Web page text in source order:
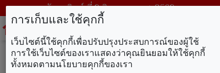
วันอาทิตย์ ที่ 9 สิงหาคม พ.ศ. 2569
การเก็บและใช้คุกกี้
เว็บไซต์นี้ใช้คุกกี้เพื่อปรับปรุงประสบการณ์ของผู้ใช้
การใช้เว็บไซต์ของเราแสดงว่าคุณยินยอมให้ใช้คุกกี้
ทั้งหมดตามนโยบายคุกกี้ของเรา